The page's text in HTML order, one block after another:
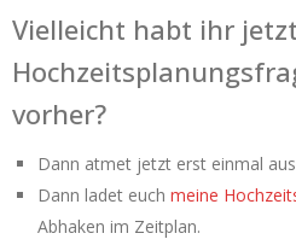
Vielleicht habt ihr
vorher?
Dann atmet jetzt erst einmal
Dann ladet euch meine
Abhaken im Zeitplan.